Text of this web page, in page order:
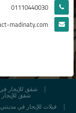
01110440030
madinaty.com
شقق للإيجار
شقق
فيلات للإيجار في مدينتي